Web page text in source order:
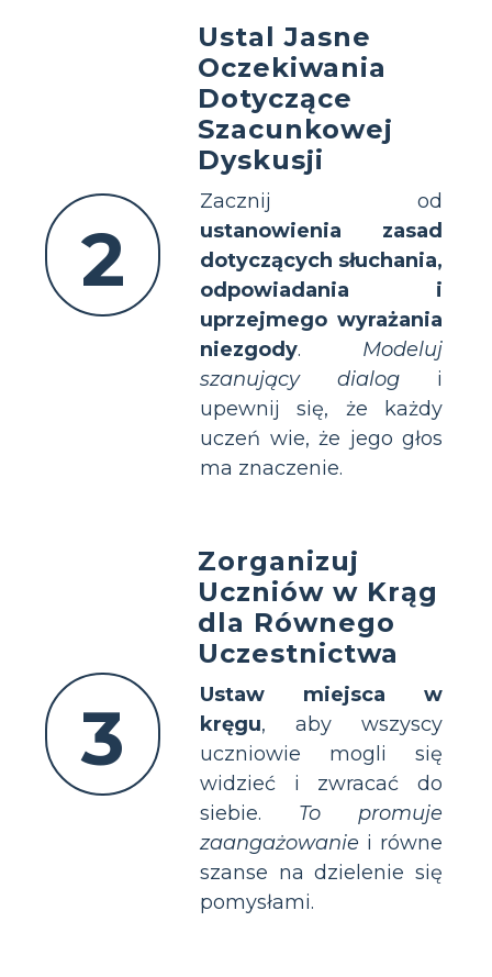
2
Ustal Jasne
Oczekiwania
Dotyczące
Szacunkowej
Dyskusji
Zacznij od
ustanowienia zasad
dotyczących słuchania,
odpowiadania i
uprzejmego wyrażania
niezgody. Modeluj
szanujący dialog i
upewnij się, że każdy
uczeń wie, że jego głos
ma znaczenie.
3
Zorganizuj
Uczniów w Krąg
dla Równego
Uczestnictwa
Ustaw miejsca w
kręgu, aby wszyscy
uczniowie mogli się
widzieć i zwracać do
siebie. To promuje
zaangażowanie i równe
szanse na dzielenie się
pomysłami.